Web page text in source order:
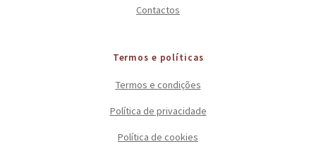
Contactos
Termos e políticas
Termos e condições
Política de privacidade
Política de cookies